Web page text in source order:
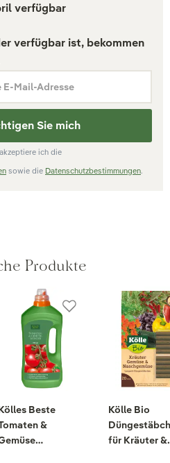
verfügbar
verfügbar ist, bekommen
E-Mail-Adresse
Sie mich
ich die
sowie die Datenschutzbestimmungen.
Produkte
Beste
&
Kölle Bio
für Kräuter &